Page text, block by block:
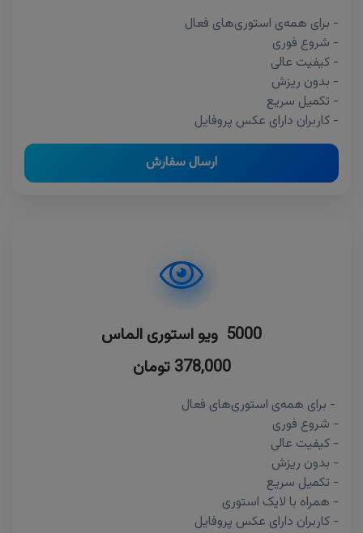
- برای همه‌ی استوری‌های فعال
- شروع فوری
- کیفیت عالی
- بدون ریزش
- تکمیل سریع
- کاربران دارای عکس پروفایل
ارسال سفارش
5000 ویو استوری الماس
378,000 تومان
- برای همه‌ی استوری‌های فعال
- شروع فوری
- کیفیت عالی
- بدون ریزش
- تکمیل سریع
- همراه با لایک استوری
- کاربران دارای عکس پروفایل